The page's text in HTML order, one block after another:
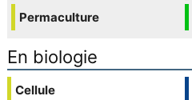
Permaculture
En biologie
Cellule